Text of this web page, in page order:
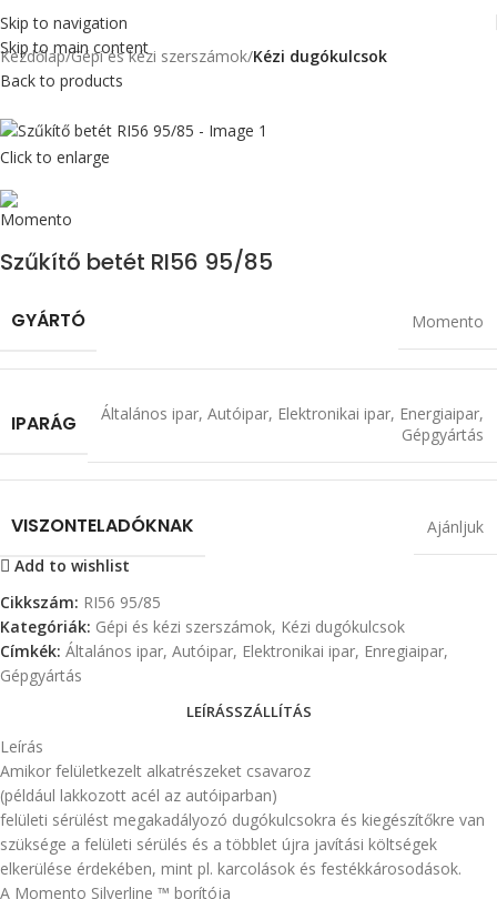
Skip to navigation
Skip to main content
Kezdőlap Gépi és kézi szerszámok Kézi dugókulcsok
Back to products
Click to enlarge
Szűkítő betét RI56 95/85
GYÁRTÓ Momento
IPARÁG Általános ipar, Autóipar, Elektronikai ipar, Energiaipar,
Gépgyártás
VISZONTELADÓKNAK
Ajánljuk
Add to wishlist
Cikkszám: RI56 95/85
Kategóriák: Gépi és kézi szerszámok, Kézi dugókulcsok
Címkék: Általános ipar, Autóipar, Elektronikai ipar, Enregiaipar,
Gépgyártás
LEÍRÁSSZÁLLÍTÁS
Leírás
Amikor felületkezelt alkatrészeket csavaroz
(például lakkozott acél az autóiparban)
felületi sérülést megakadályozó dugókulcsokra és kiegészítőkre van
szüksége a felületi sérülés és a többlet újra javítási költségek
elkerülése érdekében, mint pl. karcolások és festékkárosodások.
A Momento Silverline ™ borítója